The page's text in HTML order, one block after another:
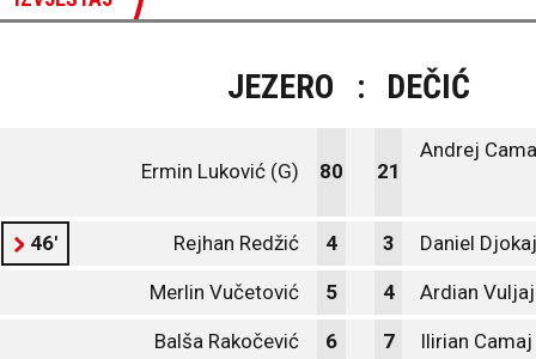
JEZERO : DEČIĆ
Ermin Luković (G) 80 21
Andrej
46' Rejhan Redžić 4 3 Daniel Djokaj
Merlin Vučetović 5 4 Ardian Vuljaj
Balša Rakočević 6 7 Ilirian